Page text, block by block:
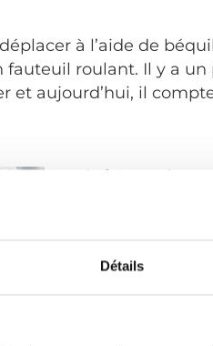
Détails
à l’aide de
roulant. Il y a un
et aujourd’hui, il
Made in Sweden
Autoadapt has